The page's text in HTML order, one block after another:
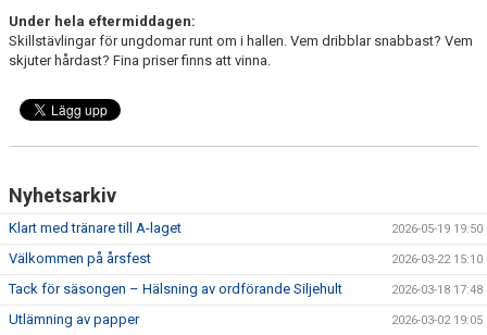
Under hela eftermiddagen:
Skillstävlingar för ungdomar runt om i hallen. Vem dribblar snabbast? Vem
skjuter hårdast? Fina priser finns att vinna.
Nyhetsarkiv
Klart med tränare till A-laget 2026-05-19 19:50
Välkommen på årsfest 2026-03-22 15:10
Tack för säsongen – Hälsning av ordförande Siljehult 2026-03-18 17:48
Utlämning av papper 2026-03-02 19:05